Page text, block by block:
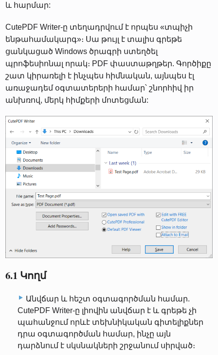
և հարմար:
CutePDF Writer-ը տեղադրվում է որպես «տպիչի
ենթահամակարգ»։ Սա թույլ է տալիս գրեթե
ցանկացած Windows ծրագրի ստեղծել
պրոֆեսիոնալ որակ։ PDF փաստաթղթեր. Գործիքը
շատ կիրառելի է ինչպես հիմնական, այնպես էլ
առաջադեմ օգտատերերի համար՝ շնորհիվ իր
անխռով, մերկ հիմքերի մոտեցման:
6.1 Կողմ
Անվճար և հեշտ օգտագործման համար.
CutePDF Writer-ը լիովին անվճար է և գրեթե չի
պահանջում որևէ տեխնիկական գիտելիքներ
դրա օգտագործման համար, ինչը այն
դարձնում է սկսնակների շրջանում սիրված։